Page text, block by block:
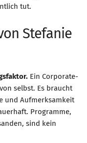
tut.
Stefanie
Ein Corporate-
selbst. Es braucht
und Aufmerksamkeit
Programme,
sind kein